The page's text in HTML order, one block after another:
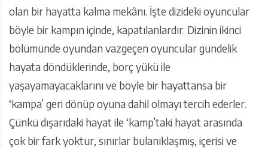
olan bir hayatta kalma mekânı. İşte dizideki oyuncular
böyle bir kampın içinde, kapatılanlardır. Dizinin ikinci
bölümünde oyundan vazgeçen oyuncular gündelik
hayata döndüklerinde, borç yükü ile
yaşayamayacaklarını ve böyle bir hayattansa bir
‘kampa’ geri dönüp oyuna dahil olmayı tercih ederler.
Çünkü dışarıdaki hayat ile ‘kamp’taki hayat arasında
çok bir fark yoktur, sınırlar bulanıklaşmış, içerisi ve